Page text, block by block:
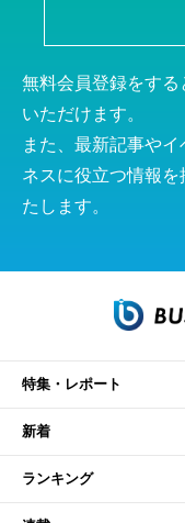
無料会員登録をす
いただけます。
また、最新記事や
ネスに役立つ情報
たします。
特集・レポート
新着
ランキング